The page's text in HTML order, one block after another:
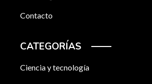
Contacto
CATEGORÍAS
Ciencia y tecnología